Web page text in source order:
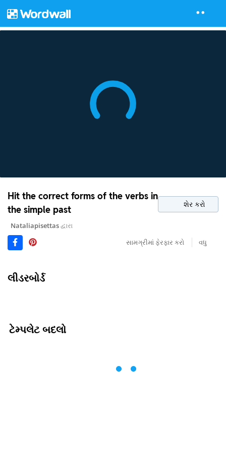
Hit the correct forms of the verbs in
the simple past
શેર કરો
Nataliapisettasદ્વારા
સામગ્રીમાં ફેરફાર કરો
વધુ
લીડરબોર્ડ
ટેમ્પલેટ બદલો